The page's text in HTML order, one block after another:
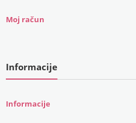
Moj račun
Informacije
Informacije